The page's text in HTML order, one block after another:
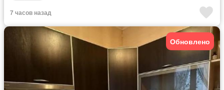
7 часов назад
Обновлено